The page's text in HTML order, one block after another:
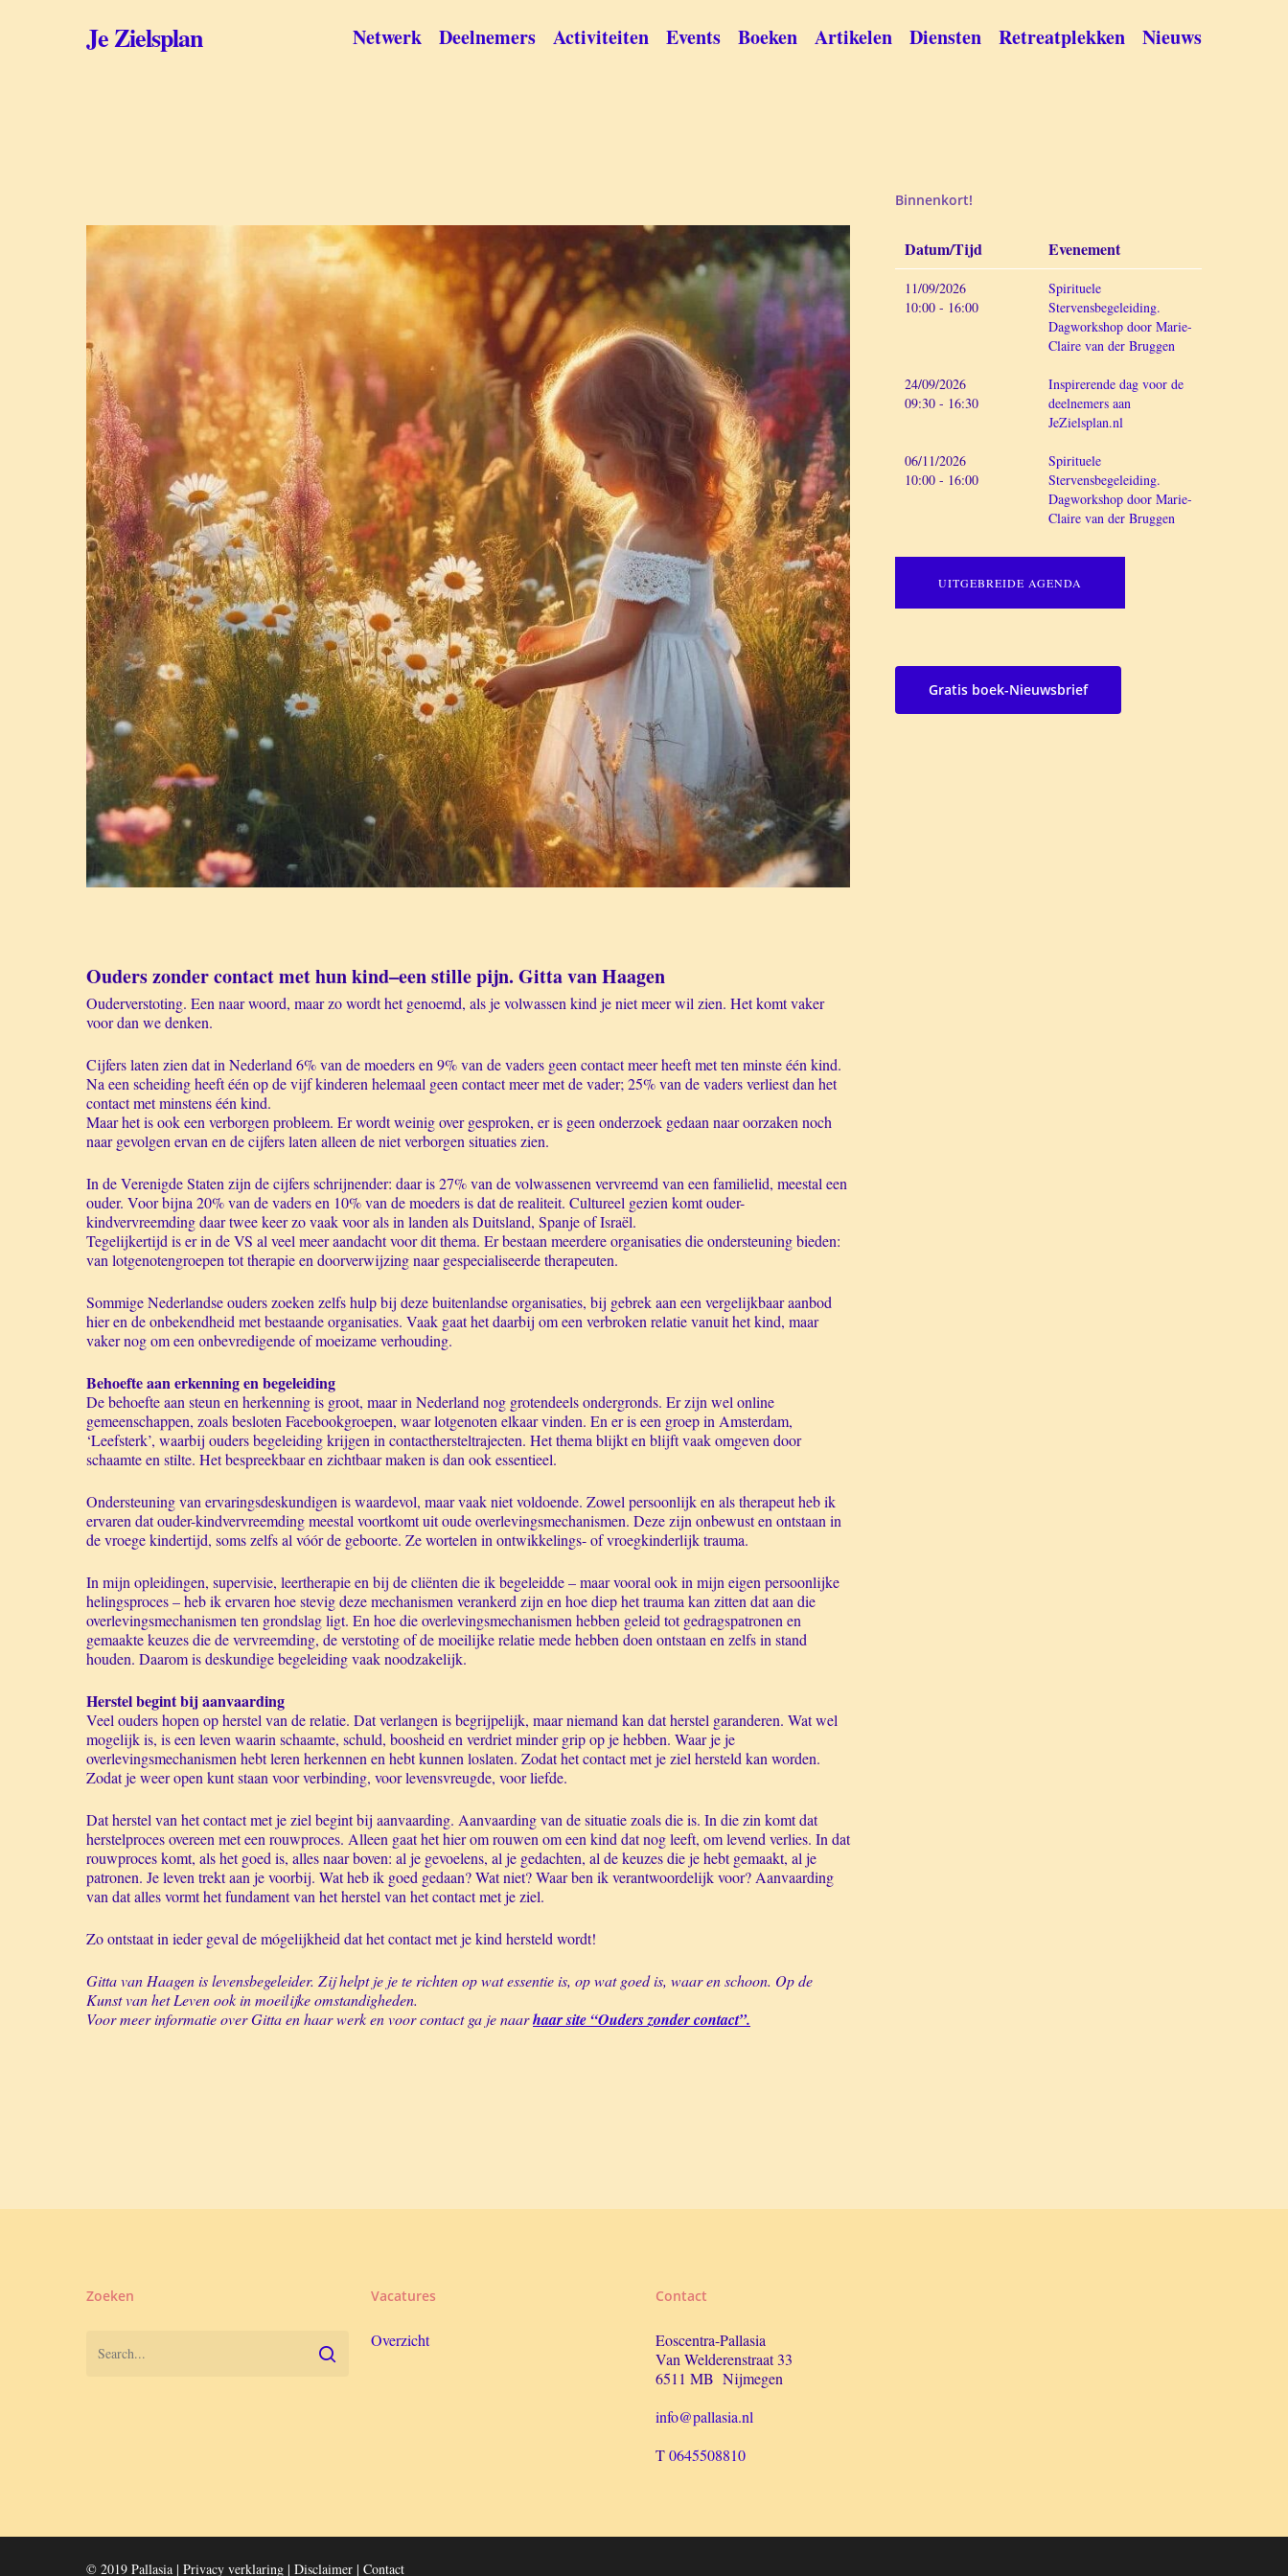
Je Zielsplan Netwerk Deelnemers Activiteiten Events Boeken Artikelen Diensten Retreatplekken Nieuws
Ouders zonder contact met hun kind–een stille pijn. Gitta van Haagen
Ouderverstoting. Een naar woord, maar zo wordt het genoemd, als je volwassen kind je niet meer wil zien. Het komt vaker
voor dan we denken.
Cijfers laten zien dat in Nederland 6% van de moeders en 9% van de vaders geen contact meer heeft met ten minste één kind.
Na een scheiding heeft één op de vijf kinderen helemaal geen contact meer met de vader; 25% van de vaders verliest dan het
contact met minstens één kind.
Maar het is ook een verborgen probleem. Er wordt weinig over gesproken, er is geen onderzoek gedaan naar oorzaken noch
naar gevolgen ervan en de cijfers laten alleen de niet verborgen situaties zien.
In de Verenigde Staten zijn de cijfers schrijnender: daar is 27% van de volwassenen vervreemd van een familielid, meestal een
ouder. Voor bijna 20% van de vaders en 10% van de moeders is dat de realiteit. Cultureel gezien komt ouder-
kindvervreemding daar twee keer zo vaak voor als in landen als Duitsland, Spanje of Israël.
Tegelijkertijd is er in de VS al veel meer aandacht voor dit thema. Er bestaan meerdere organisaties die ondersteuning bieden:
van lotgenotengroepen tot therapie en doorverwijzing naar gespecialiseerde therapeuten.
Sommige Nederlandse ouders zoeken zelfs hulp bij deze buitenlandse organisaties, bij gebrek aan een vergelijkbaar aanbod
hier en de onbekendheid met bestaande organisaties. Vaak gaat het daarbij om een verbroken relatie vanuit het kind, maar
vaker nog om een onbevredigende of moeizame verhouding.
Behoefte aan erkenning en begeleiding
De behoefte aan steun en herkenning is groot, maar in Nederland nog grotendeels ondergronds. Er zijn wel online
gemeenschappen, zoals besloten Facebookgroepen, waar lotgenoten elkaar vinden. En er is een groep in Amsterdam,
‘Leefsterk’, waarbij ouders begeleiding krijgen in contacthersteltrajecten. Het thema blijkt en blijft vaak omgeven door
schaamte en stilte. Het bespreekbaar en zichtbaar maken is dan ook essentieel.
Ondersteuning van ervaringsdeskundigen is waardevol, maar vaak niet voldoende. Zowel persoonlijk en als therapeut heb ik
ervaren dat ouder-kindvervreemding meestal voortkomt uit oude overlevingsmechanismen. Deze zijn onbewust en ontstaan in
de vroege kindertijd, soms zelfs al vóór de geboorte. Ze wortelen in ontwikkelings- of vroegkinderlijk trauma.
In mijn opleidingen, supervisie, leertherapie en bij de cliënten die ik begeleidde – maar vooral ook in mijn eigen persoonlijke
helingsproces – heb ik ervaren hoe stevig deze mechanismen verankerd zijn en hoe diep het trauma kan zitten dat aan die
overlevingsmechanismen ten grondslag ligt. En hoe die overlevingsmechanismen hebben geleid tot gedragspatronen en
gemaakte keuzes die de vervreemding, de verstoting of de moeilijke relatie mede hebben doen ontstaan en zelfs in stand
houden. Daarom is deskundige begeleiding vaak noodzakelijk.
Herstel begint bij aanvaarding
Veel ouders hopen op herstel van de relatie. Dat verlangen is begrijpelijk, maar niemand kan dat herstel garanderen. Wat wel
mogelijk is, is een leven waarin schaamte, schuld, boosheid en verdriet minder grip op je hebben. Waar je je
overlevingsmechanismen hebt leren herkennen en hebt kunnen loslaten. Zodat het contact met je ziel hersteld kan worden.
Zodat je weer open kunt staan voor verbinding, voor levensvreugde, voor liefde.
Dat herstel van het contact met je ziel begint bij aanvaarding. Aanvaarding van de situatie zoals die is. In die zin komt dat
herstelproces overeen met een rouwproces. Alleen gaat het hier om rouwen om een kind dat nog leeft, om levend verlies. In dat
rouwproces komt, als het goed is, alles naar boven: al je gevoelens, al je gedachten, al de keuzes die je hebt gemaakt, al je
patronen. Je leven trekt aan je voorbij. Wat heb ik goed gedaan? Wat niet? Waar ben ik verantwoordelijk voor? Aanvaarding
van dat alles vormt het fundament van het herstel van het contact met je ziel.
Zo ontstaat in ieder geval de mógelijkheid dat het contact met je kind hersteld wordt!
Gitta van Haagen is levensbegeleider. Zij helpt je je te richten op wat essentie is, op wat goed is, waar en schoon. Op de
Kunst van het Leven ook in moeilijke omstandigheden.
Voor meer informatie over Gitta en haar werk en voor contact ga je naarhaar site “Ouders zonder contact”.
Binnenkort!
Datum/Tijd Evenement
11/09/2026
10:00 - 16:00
Spirituele
Stervensbegeleiding.
Dagworkshop door Marie-
Claire van der Bruggen
24/09/2026
09:30 - 16:30
Inspirerende dag voor de
deelnemers aan
JeZielsplan.nl
06/11/2026
10:00 - 16:00
Spirituele
Stervensbegeleiding.
Dagworkshop door Marie-
Claire van der Bruggen
UITGEBREIDE AGENDA
Gratis boek-Nieuwsbrief
Zoeken Vacatures
Overzicht
Contact
Eoscentra-Pallasia
Van Welderenstraat 33
6511 MB Nijmegen
info@pallasia.nl
T0645508810
© 2019 Pallasia | Privacy verklaring | Disclaimer | Contact